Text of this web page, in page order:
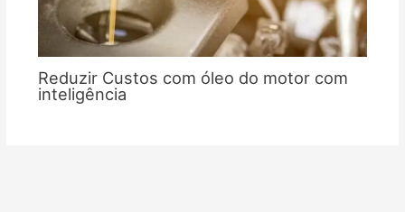
Reduzir Custos com óleo do motor com
inteligência